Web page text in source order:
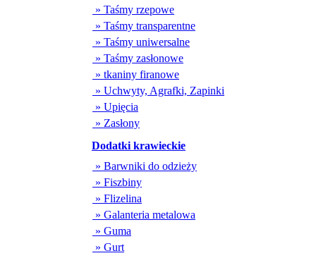
» Taśmy rzepowe
» Taśmy transparentne
» Taśmy uniwersalne
» Taśmy zasłonowe
» tkaniny firanowe
» Uchwyty, Agrafki, Zapinki
» Upięcia
» Zasłony
Dodatki krawieckie
» Barwniki do odzieży
» Fiszbiny
» Flizelina
» Galanteria metalowa
» Guma
» Gurt